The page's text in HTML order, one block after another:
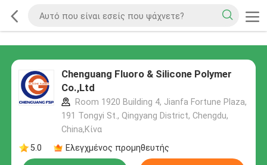
Chenguang Fluoro & Silicone Polymer
Co.,Ltd
Room 1920 Building 4, Jianfa Fortune Plaza,
191 Tongyi St., Qingyang District, Chengdu,
China,Κίνα
5.0
Ελεγχμένος προμηθευτής